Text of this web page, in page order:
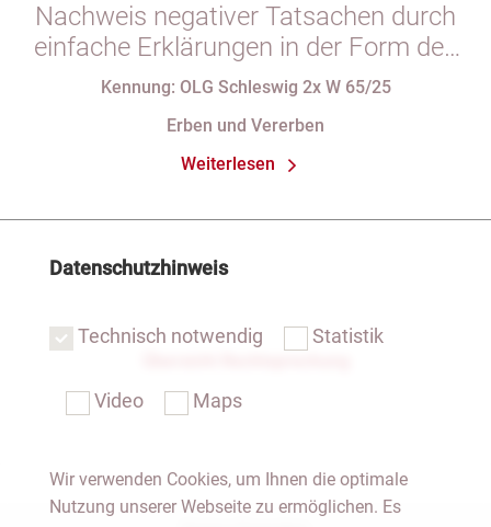
Nachweis negativer Tatsachen durch
einfache Erklärungen in der Form des
§ 29 GBO (hier: Nichtgeltendmachung
Kennung: OLG Schleswig 2x W 65/25
Erben und Vererben
Weiterlesen
Datenschutzhinweis
Technisch notwendig Statistik
Video Maps
Wir verwenden Cookies, um Ihnen die optimale
Nutzung unserer Webseite zu ermöglichen. Es